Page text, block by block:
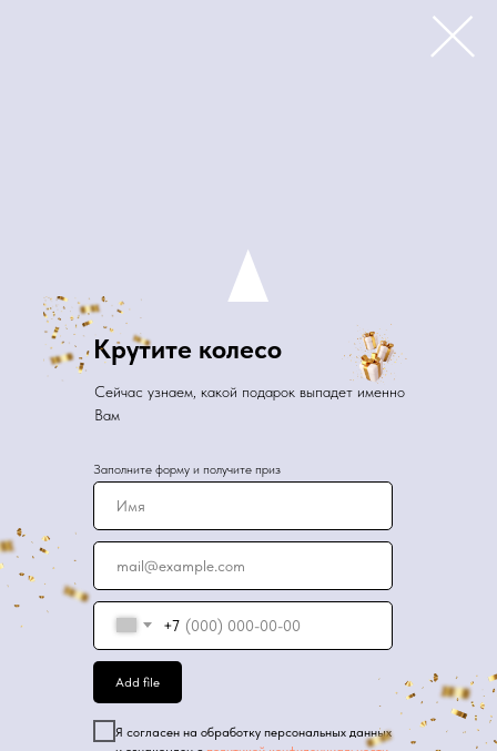
Крутите колесо
Заполните форму и получите приз
+7
Add file
Я согласен на обработку персональных данных
Сейчас узнаем, какой подарок выпадет именно
Вам